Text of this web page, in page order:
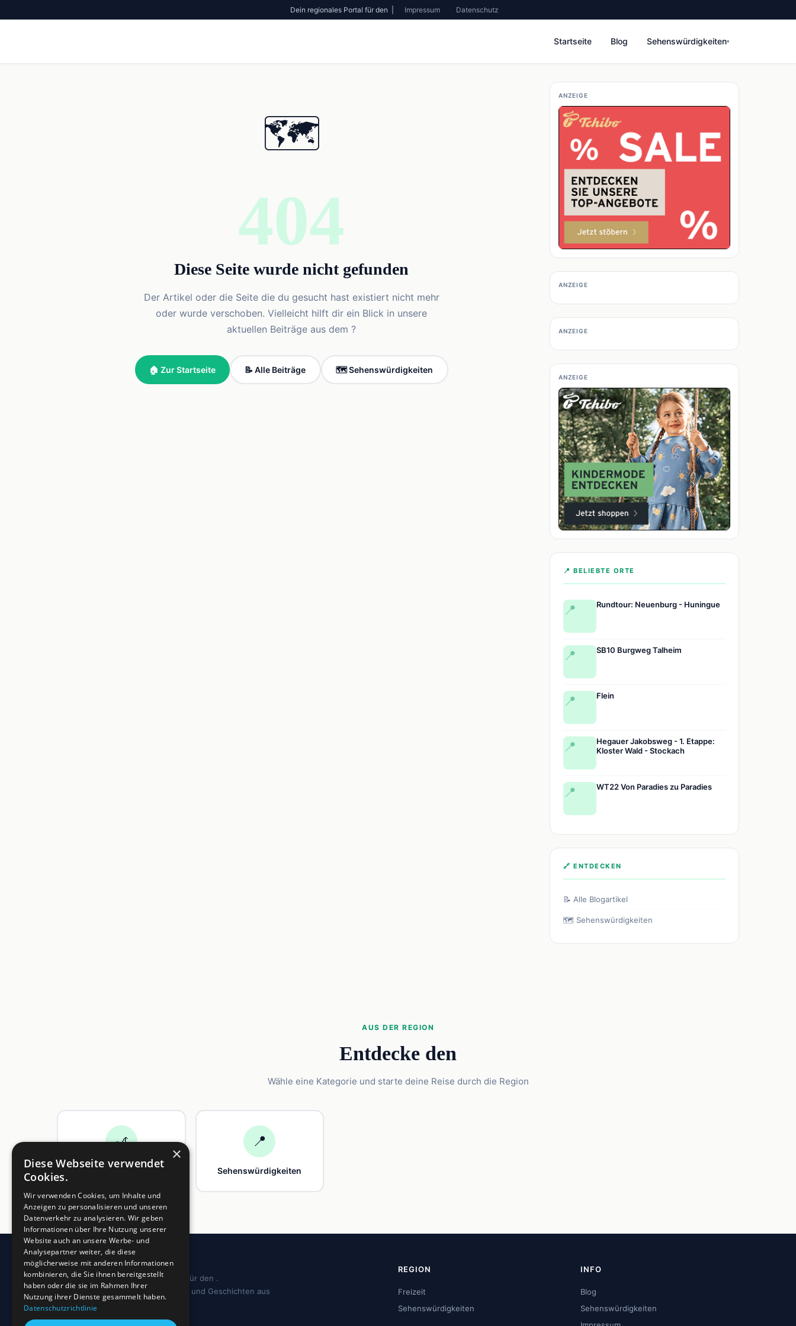
Dein regionales Portal für den | Impressum Datenschutz
Startseite Blog Sehenswürdigkeiten▾
ANZEIGE
ANZEIGE
ANZEIGE
ANZEIGE
📍 BELIEBTE ORTE
📍 Rundtour: Neuenburg - Huningue
📍 SB10 Burgweg Talheim
📍 Flein
📍
Hegauer Jakobsweg - 1. Etappe:
Kloster Wald - Stockach
📍 WT22 Von Paradies zu Paradies
🔗 ENTDECKEN
📝 Alle Blogartikel
🗺️ Sehenswürdigkeiten
🗺️
404
Diese Seite wurde nicht gefunden
Der Artikel oder die Seite die du gesucht hast existiert nicht mehr
oder wurde verschoben. Vielleicht hilft dir ein Blick in unsere
aktuellen Beiträge aus dem ?
🏠 Zur Startseite 📝 Alle Beiträge 🗺️ Sehenswürdigkeiten
AUS DER REGION
Entdecke den
Wähle eine Kategorie und starte deine Reise durch die Region
🎢
Freizeit
📍
Sehenswürdigkeiten
Dein regionales Informationsportal für den .
Sehenswürdigkeiten, Ausflugstipps und Geschichten aus
deiner Region.
REGION
Freizeit
Sehenswürdigkeiten
INFO
Blog
Sehenswürdigkeiten
×
Diese Webseite verwendet
Cookies.
Wir verwenden Cookies, um Inhalte und
Anzeigen zu personalisieren und unseren
Datenverkehr zu analysieren. Wir geben
Informationen über Ihre Nutzung unserer
Website auch an unsere Werbe- und
Analysepartner weiter, die diese
möglicherweise mit anderen Informationen
kombinieren, die Sie ihnen bereitgestellt
haben oder die sie im Rahmen Ihrer
Nutzung ihrer Dienste gesammelt haben.
Datenschutzrichtlinie